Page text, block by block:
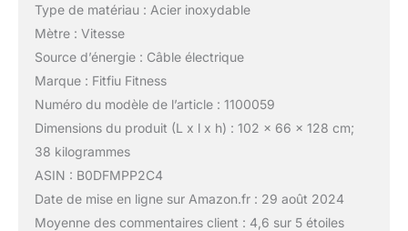
Type de matériau : Acier inoxydable
Mètre : Vitesse
Source d’énergie : Câble électrique
Marque : Fitfiu Fitness
Numéro du modèle de l’article : 1100059
Dimensions du produit (L x l x h) : 102 x 66 x 128 cm;
38 kilogrammes
ASIN : B0DFMPP2C4
Date de mise en ligne sur Amazon.fr : 29 août 2024
Moyenne des commentaires client : 4,6 sur 5 étoiles